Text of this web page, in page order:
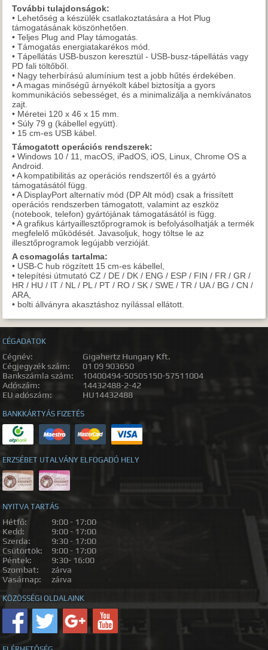
További tulajdonságok:
• Lehetőség a készülék csatlakoztatására a Hot Plug
támogatásának köszönhetően.
• Teljes Plug and Play támogatás.
• Támogatás energiatakarékos mód.
• Tápellátás USB-buszon keresztül - USB-busz-tápellátás vagy
PD fali töltőből.
• Nagy teherbírású alumínium test a jobb hűtés érdekében.
• A magas minőségű árnyékolt kábel biztosítja a gyors
kommunikációs sebességet, és a minimalizálja a nemkívánatos
zajt.
• Méretei 120 x 46 x 15 mm.
• Súly 79 g (kábellel együtt).
• 15 cm-es USB kábel.
Támogatott operációs rendszerek:
• Windows 10 / 11, macOS, iPadOS, iOS, Linux, Chrome OS a
Android.
• A kompatibilitás az operációs rendszertől és a gyártó
támogatásától függ.
• A DisplayPort alternatív mód (DP Alt mód) csak a frissített
operációs rendszerben támogatott, valamint az eszköz
(notebook, telefon) gyártójának támogatásától is függ.
• A grafikus kártyaillesztőprogramok is befolyásolhatják a termék
megfelelő működését. Javasoljuk, hogy töltse le az
illesztőprogramok legújabb verzióját.
A csomagolás tartalma:
• USB-C hub rögzített 15 cm-es kábellel,
• telepítési útmutató CZ / DE / DK / ENG / ESP / FIN / FR / GR /
HR / HU / IT / NL / PL / PT / RO / SK / SWE / TR / UA / BG / CN /
ARA,
• bolti állványra akasztáshoz nyílással ellátott.
CÉGADATOK
Cégnév:
Gigahertz Hungary Kft.
Cégjegyzék szám:
01 09 903650
Bankszámla szám:
10400494-50505150-57511004
Adószám:
14432488-2-42
EU adószám:
HU14432488
BANKKÁRTYÁS FIZETÉS
ERZSÉBET UTALVÁNY ELFOGADÓ HELY
NYITVA TARTÁS
Hétfő:
9:00 - 17:00
Kedd:
9:00 - 17:00
Szerda:
9:30 - 17:00
Csütörtök:
9:00 - 17:00
Péntek:
9:30- 16:00
Szombat:
zárva
Vasárnap:
zárva
KÖZÖSSÉGI OLDALAINK